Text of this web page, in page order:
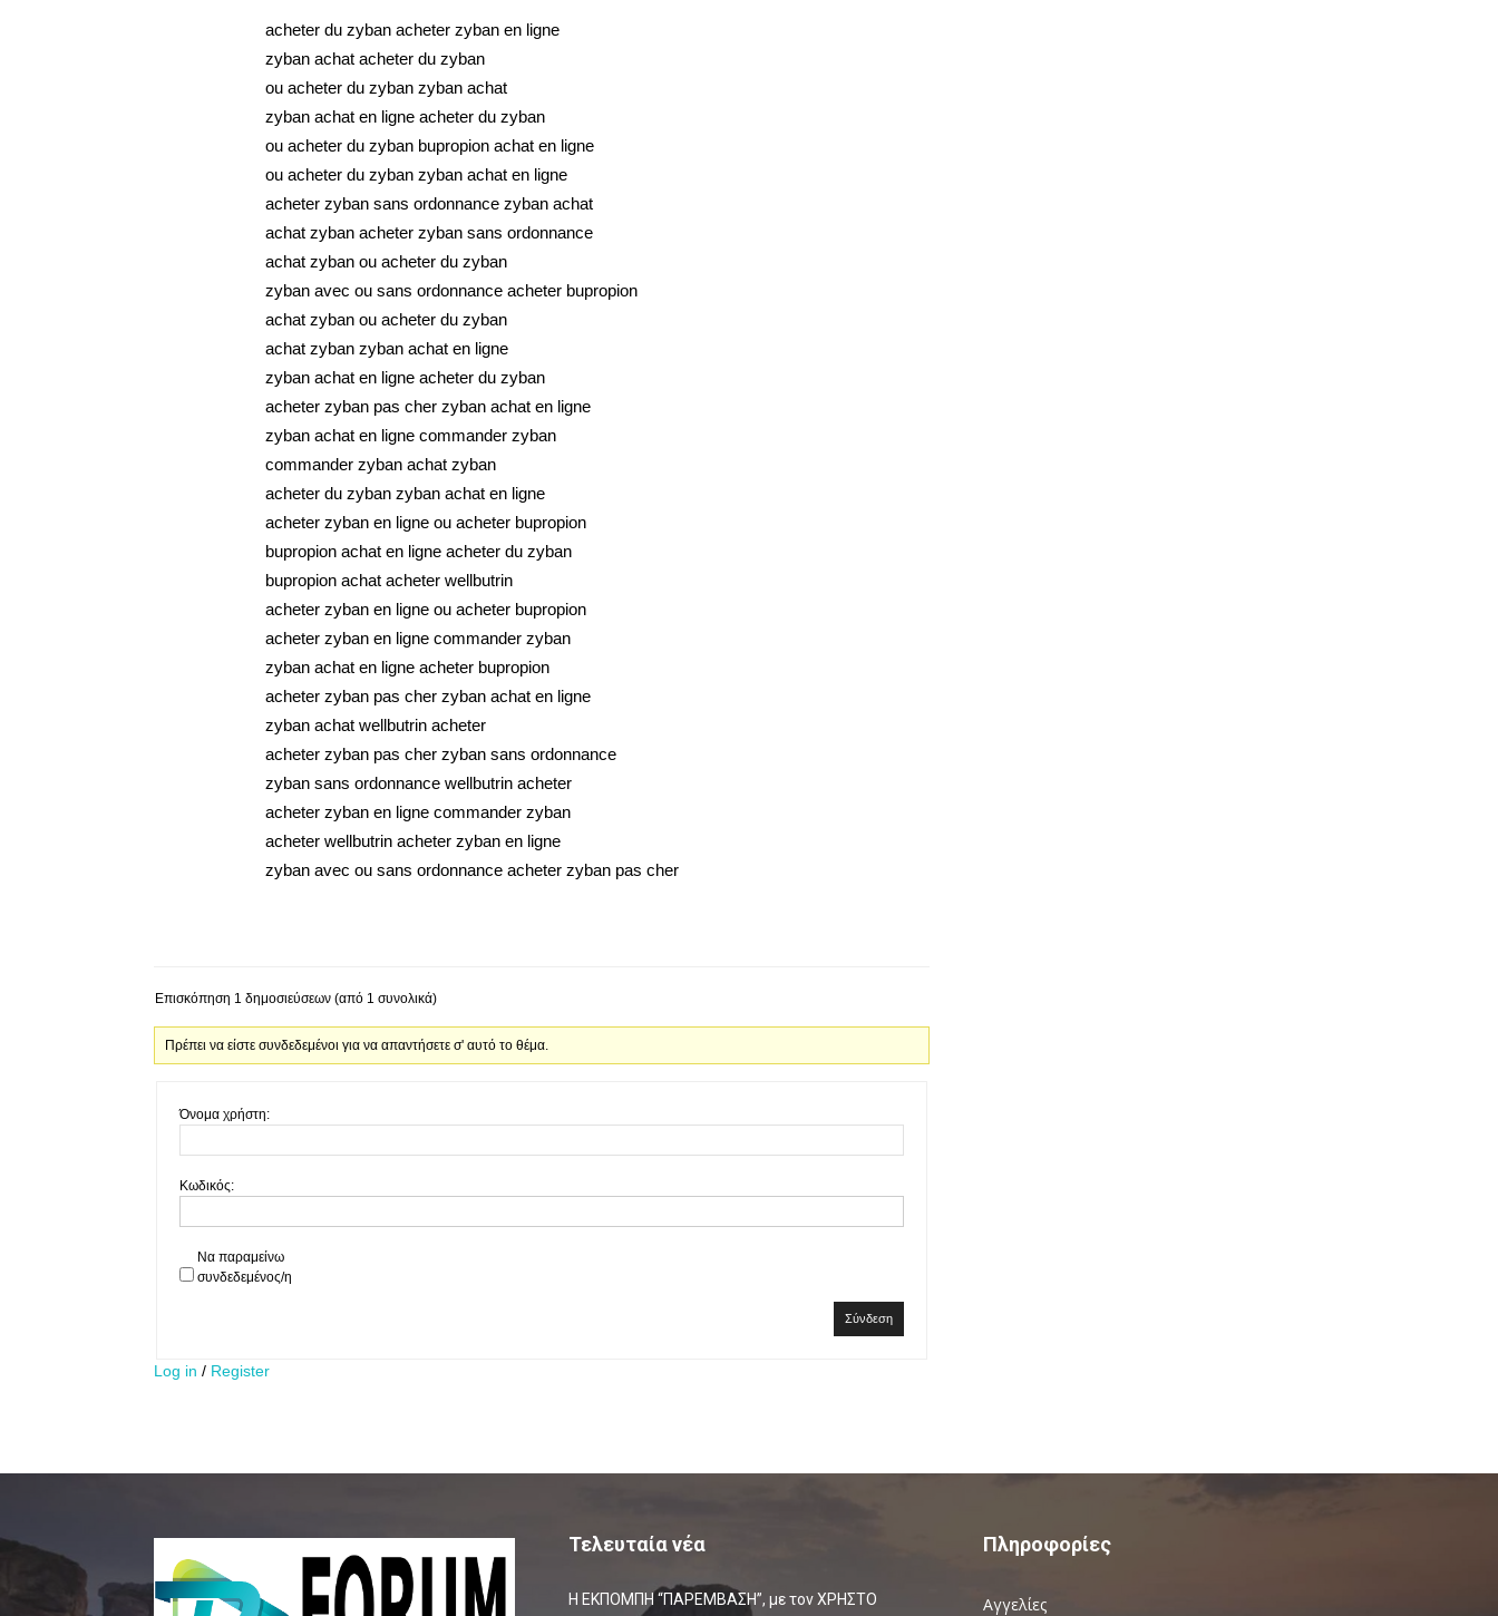
acheter du zyban acheter zyban en ligne
zyban achat acheter du zyban
ou acheter du zyban zyban achat
zyban achat en ligne acheter du zyban
ou acheter du zyban bupropion achat en ligne
ou acheter du zyban zyban achat en ligne
acheter zyban sans ordonnance zyban achat
achat zyban acheter zyban sans ordonnance
achat zyban ou acheter du zyban
zyban avec ou sans ordonnance acheter bupropion
achat zyban ou acheter du zyban
achat zyban zyban achat en ligne
zyban achat en ligne acheter du zyban
acheter zyban pas cher zyban achat en ligne
zyban achat en ligne commander zyban
commander zyban achat zyban
acheter du zyban zyban achat en ligne
acheter zyban en ligne ou acheter bupropion
bupropion achat en ligne acheter du zyban
bupropion achat acheter wellbutrin
acheter zyban en ligne ou acheter bupropion
acheter zyban en ligne commander zyban
zyban achat en ligne acheter bupropion
acheter zyban pas cher zyban achat en ligne
zyban achat wellbutrin acheter
acheter zyban pas cher zyban sans ordonnance
zyban sans ordonnance wellbutrin acheter
acheter zyban en ligne commander zyban
acheter wellbutrin acheter zyban en ligne
zyban avec ou sans ordonnance acheter zyban pas cher
Επισκόπηση 1 δημοσιεύσεων (από 1 συνολικά)
Πρέπει να είστε συνδεδεμένοι για να απαντήσετε σ' αυτό το θέμα.
Όνομα χρήστη:
Κωδικός:
Να παραμείνω
συνδεδεμένος/η
Σύνδεση
Log in / Register
Τελευταία νέα
Η ΕΚΠΟΜΠΗ “ΠΑΡΕΜΒΑΣΗ”, με τον ΧΡΗΣΤΟ
Πληροφορίες
Αγγελίες